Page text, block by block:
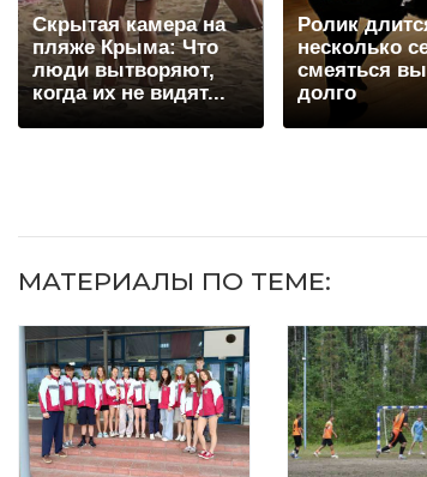
Скрытая камера на
пляже Крыма: Что
люди вытворяют,
когда их не видят...
Ролик
несколько
смеяться
долго
МАТЕРИАЛЫ ПО ТЕМЕ: